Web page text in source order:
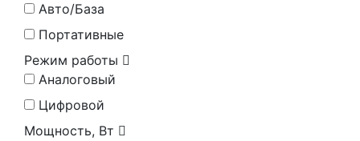
Авто/База
Портативные
Режим работы
Аналоговый
Цифровой
Мощность, Вт